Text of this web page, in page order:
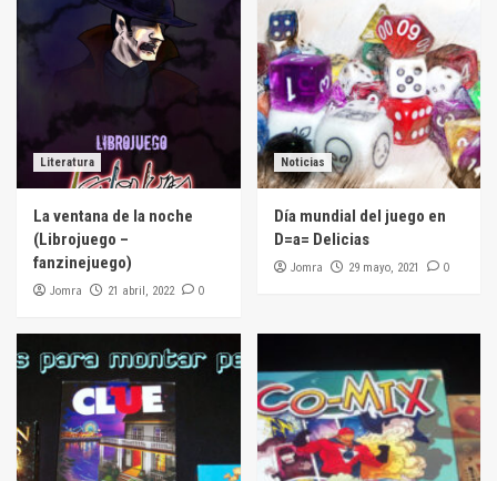
Literatura
La ventana de la noche
(Librojuego –
fanzinejuego)
Jomra 21 abril, 2022 0
Noticias
Día mundial del juego en
D=a= Delicias
Jomra 29 mayo, 2021 0